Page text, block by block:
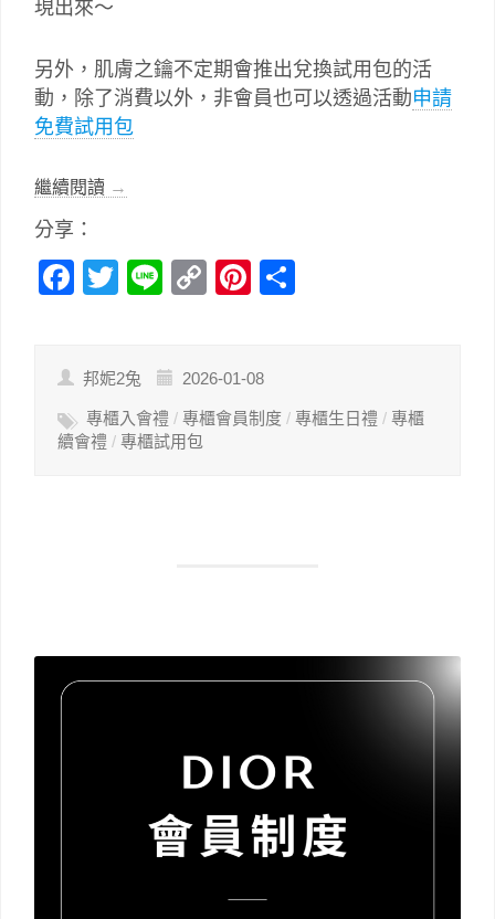
現出來～
另外，肌膚之鑰不定期會推出兌換試用包的活
動，除了消費以外，非會員也可以透過活動申請
免費試用包
繼續閱讀 →
分享：
Facebook
Twitter
LineCopyPinterest
邦妮2兔 2026-01-08
專櫃入會禮 / 專櫃會員制度 / 專櫃生日禮 / 專櫃
續會禮 / 專櫃試用包